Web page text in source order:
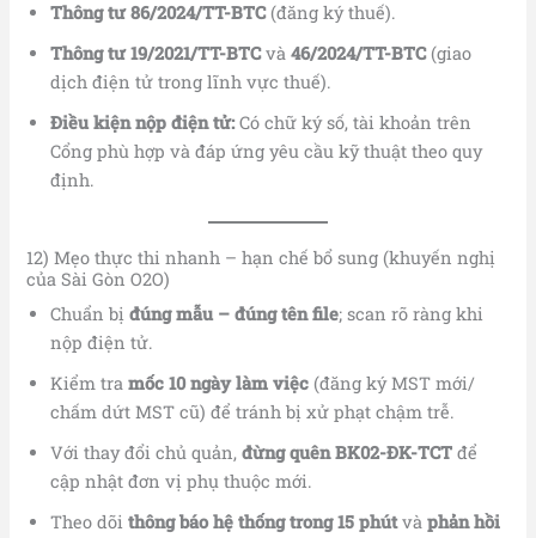
Thông tư 86/2024/TT-BTC(đăng ký thuế).
Thông tư 19/2021/TT-BTCvà46/2024/TT-BTC(giao
dịch điện tử trong lĩnh vực thuế).
Điều kiện nộp điện tử:Có chữ ký số, tài khoản trên
Cổng phù hợp và đáp ứng yêu cầu kỹ thuật theo quy
định.
12) Mẹo thực thi nhanh – hạn chế bổ sung (khuyến nghị
của Sài Gòn O2O)
Chuẩn bịđúng mẫu – đúng tên file; scan rõ ràng khi
nộp điện tử.
Kiểm tramốc 10 ngày làm việc (đăng ký MST mới/
chấm dứt MST cũ) để tránh bị xử phạt chậm trễ.
Với thay đổi chủ quản,đừng quên BK02-ĐK-TCT để
cập nhật đơn vị phụ thuộc mới.
Theo dõithông báo hệ thống trong 15 phútvàphản hồi